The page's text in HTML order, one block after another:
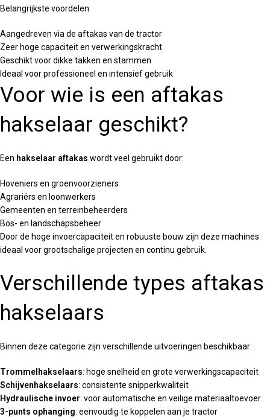
Belangrijkste voordelen:
Aangedreven via de aftakas van de tractor
Zeer hoge capaciteit en verwerkingskracht
Geschikt voor dikke takken en stammen
Ideaal voor professioneel en intensief gebruik
Voor wie is een aftakas
hakselaar geschikt?
Een hakselaar aftakas wordt veel gebruikt door:
Hoveniers en groenvoorzieners
Agrariërs en loonwerkers
Gemeenten en terreinbeheerders
Bos- en landschapsbeheer
Door de hoge invoercapaciteit en robuuste bouw zijn deze machines
ideaal voor grootschalige projecten en continu gebruik.
Verschillende types aftakas
hakselaars
Binnen deze categorie zijn verschillende uitvoeringen beschikbaar:
Trommelhakselaars: hoge snelheid en grote verwerkingscapaciteit
Schijvenhakselaars: consistente snipperkwaliteit
Hydraulische invoer: voor automatische en veilige materiaaltoevoer
3-punts ophanging: eenvoudig te koppelen aan je tractor